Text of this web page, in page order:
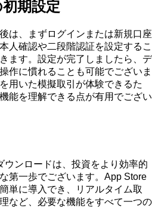
期設定
は、まずログインまたは新規口座
人確認や二段階認証を設定するこ
ます。設定が完了しましたら、デ
作に慣れることも可能でございま
用いた模擬取引が体験できるた
能を理解できる点が有用でござい
ウンロードは、投資をより効率的
第一歩でございます。App Store
単に導入でき、リアルタイム取
など、必要な機能をすべて一つの